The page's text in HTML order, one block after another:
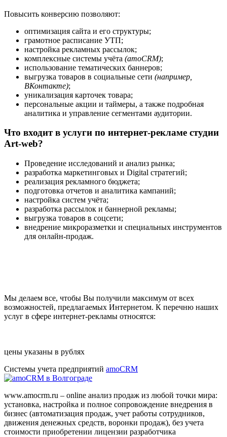
Повысить конверсию позволяют:
оптимизация сайта и его структуры;
грамотное расписание УТП;
настройка рекламных рассылок;
комплексные системы учёта (amoCRM);
использование тематических баннеров;
выгрузка товаров в социальные сети (например,
ВКонтакте);
уникализация карточек товара;
персональные акции и таймеры, а также подробная
аналитика и управление сегментами аудитории.
Что входит в услуги по интернет-рекламе студии
Art-web?
Проведение исследований и анализ рынка;
разработка маркетинговых и Digital стратегий;
реализация рекламного бюджета;
подготовка отчетов и аналитика кампаний;
настройка систем учёта;
разработка рассылок и баннерной рекламы;
выгрузка товаров в соцсети;
внедрение микроразметки и специальных инструментов
для онлайн-продаж.
Мы делаем все, чтобы Вы получили максимум от всех
возможностей, предлагаемых Интернетом. К перечню наших
услуг в сфере интернет-рекламы относятся:
цены указаны в рублях
Системы учета предприятий amoCRM
www.amocrm.ru – online анализ продаж из любой точки мира:
установка, настройка и полное сопровождение внедрения в
бизнес (автоматизация продаж, учет работы сотрудников,
движения денежных средств, воронки продаж), без учета
стоимости приобретении лицензии разработчика